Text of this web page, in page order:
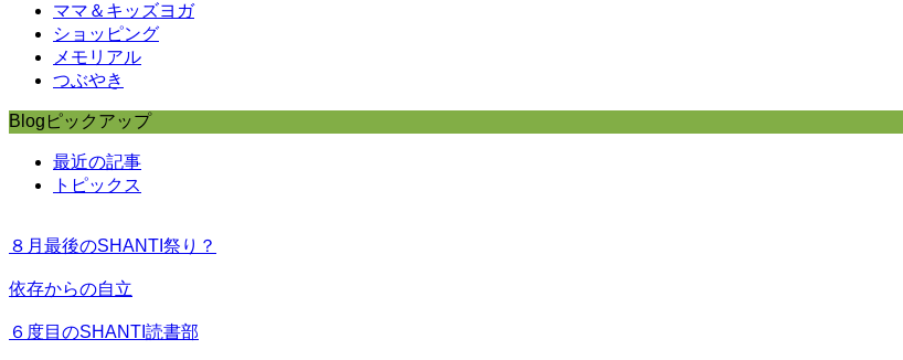
ママ＆キッズヨガ
ショッピング
メモリアル
つぶやき
Blogピックアップ
最近の記事
トピックス
８月最後のSHANTI祭り？
依存からの自立
６度目のSHANTI読書部